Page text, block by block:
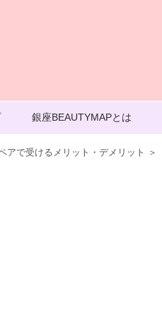
銀座BEAUTYMAPとは
アで受けるメリット・デメリット ＞